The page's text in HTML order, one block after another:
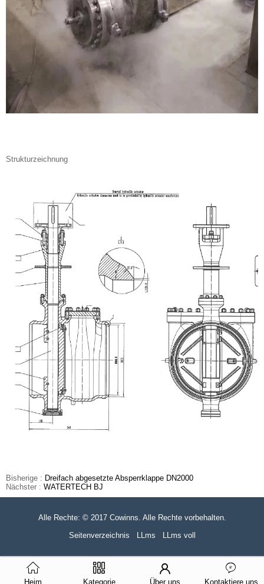
Strukturzeichnung
Bisherige : Dreifach abgesetzte Absperrklappe DN2000
Nächster : WATERTECH BJ
Alle Rechte: © 2017 Cowinns. Alle Rechte vorbehalten.
Seitenverzeichnis
LLms LLms voll
Heim Kategorie Über uns Kontaktiere uns